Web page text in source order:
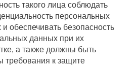
такого лица соблюдать
персональных
обеспечивать безопасность
данных при их
а также должны быть
требования к защите